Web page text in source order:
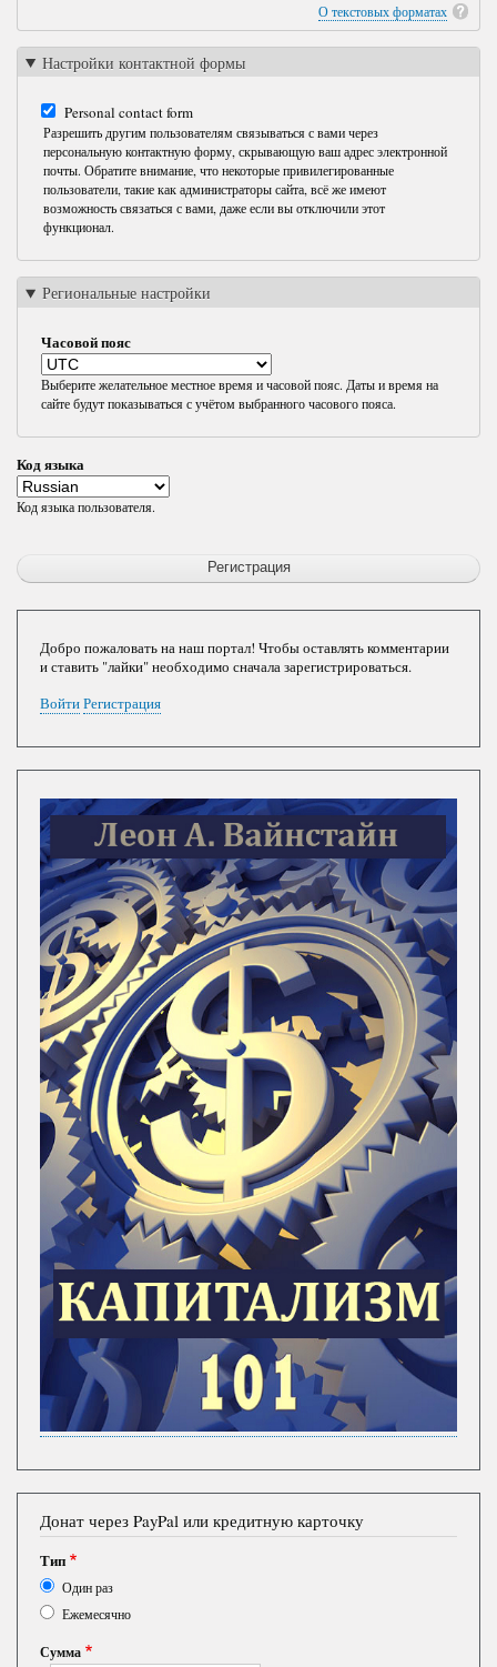
О текстовых форматах
Настройки контактной формы
Personal contact form
Разрешить другим пользователям связываться с вами через
персональную контактную форму, скрывающую ваш адрес электронной
почты. Обратите внимание, что некоторые привилегированные
пользователи, такие как администраторы сайта, всё же имеют
возможность связаться с вами, даже если вы отключили этот
функционал.
Региональные настройки
Часовой пояс
Выберите желательное местное время и часовой пояс. Даты и время на
сайте будут показываться с учётом выбранного часового пояса.
Код языка
Код языка пользователя.
Добро пожаловать на наш портал! Чтобы оставлять комментарии
и ставить "лайки" необходимо сначала зарегистрироваться.
ВойтиРегистрация
Донат через PayPal или кредитную карточку
Тип
Один раз
Ежемесячно
Сумма